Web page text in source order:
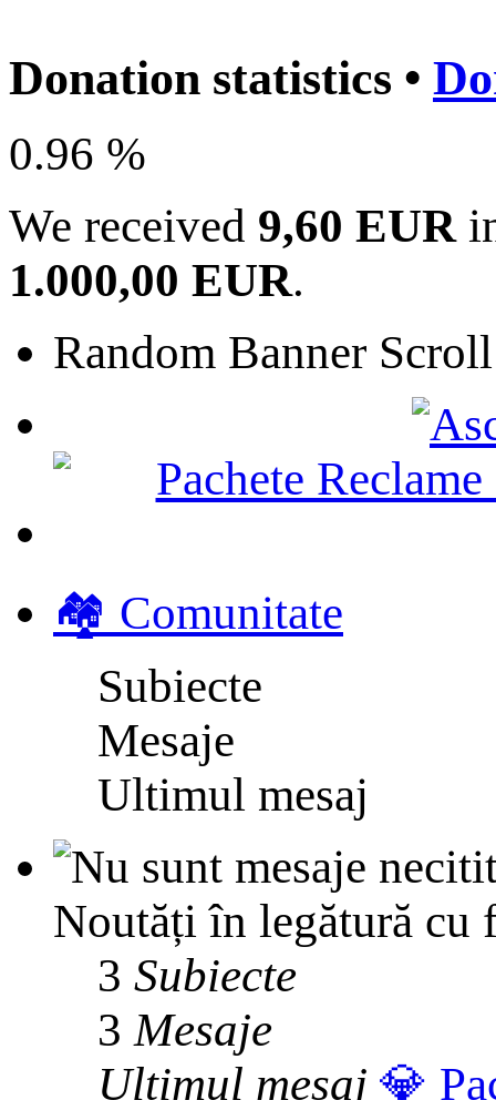
Donation statistics •
0.96 %
We received 9,60 EUR
1.000,00 EUR.
Random Banner Scroll
🏘️ Comunitate
Subiecte
Mesaje
Ultimul mesaj
Noutăți în legătură cu
3 Subiecte
3Mesaje
Ultimul mesaj 💎